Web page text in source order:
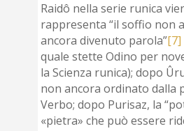
Raidô nella serie runica
rappresenta “il soffio non
ancora divenuto parola”[7]
quale stette Odino per
la Scienza runica); dopo
non ancora ordinato dalla
Verbo; dopo Purisaz, la
«pietra» che può essere